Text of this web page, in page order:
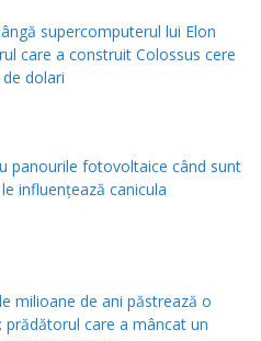
supercomputerul lui Elon
care a construit Colossus cere
dolari
panourile fotovoltaice când sunt
influențează canicula
milioane de ani păstrează o
prădătorul care a mâncat un